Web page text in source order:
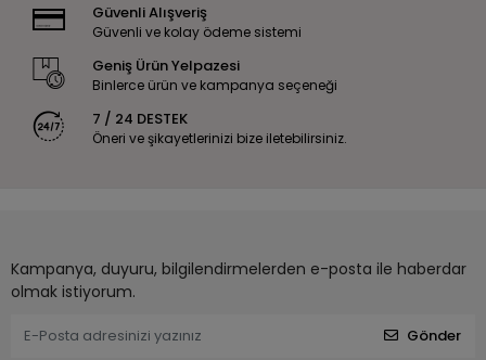
Güvenli Alışveriş
Güvenli ve kolay ödeme sistemi
Geniş Ürün Yelpazesi
Binlerce ürün ve kampanya seçeneği
7 / 24 DESTEK
Öneri ve şikayetlerinizi bize iletebilirsiniz.
Kampanya, duyuru, bilgilendirmelerden e-posta ile haberdar
olmak istiyorum.
Gönder